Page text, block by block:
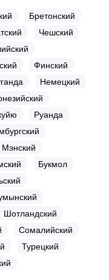
Бретонский
Чешский
Финский
Немецкий
Руанда
Мэнский
Букмол
Шотландский
Сомалийский
Турецкий